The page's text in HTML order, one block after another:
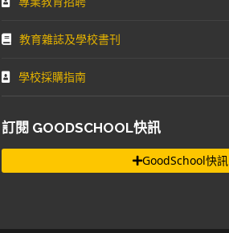
教育雜誌及學校書刊
學校採購指南
訂閱 GOODSCHOOL快訊
GoodSchool快訊